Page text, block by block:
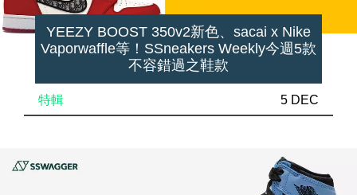
YEEZY BOOST 350v2新色、sacai x Nike
Vaporwaffle等！SSneakers Weekly今週5款
不容錯過之鞋款
特輯 5 DEC